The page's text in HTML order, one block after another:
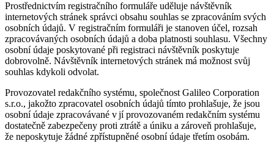
Prostřednictvím registračního formuláře uděluje návštěvník
internetových stránek správci obsahu souhlas se zpracováním svých
osobních údajů. V registračním formuláři je stanoven účel, rozsah
zpracovávaných osobních údajů a doba platnosti souhlasu. Všechny
osobní údaje poskytované při registraci návštěvník poskytuje
dobrovolně. Návštěvník internetových stránek má možnost svůj
souhlas kdykoli odvolat.
Provozovatel redakčního systému, společnost Galileo Corporation
s.r.o., jakožto zpracovatel osobních údajů tímto prohlašuje, že jsou
osobní údaje zpracovávané v jí provozovaném redakčním systému
dostatečně zabezpečeny proti ztrátě a úniku a zároveň prohlašuje,
že neposkytuje žádné zpřístupněné osobní údaje třetím osobám.